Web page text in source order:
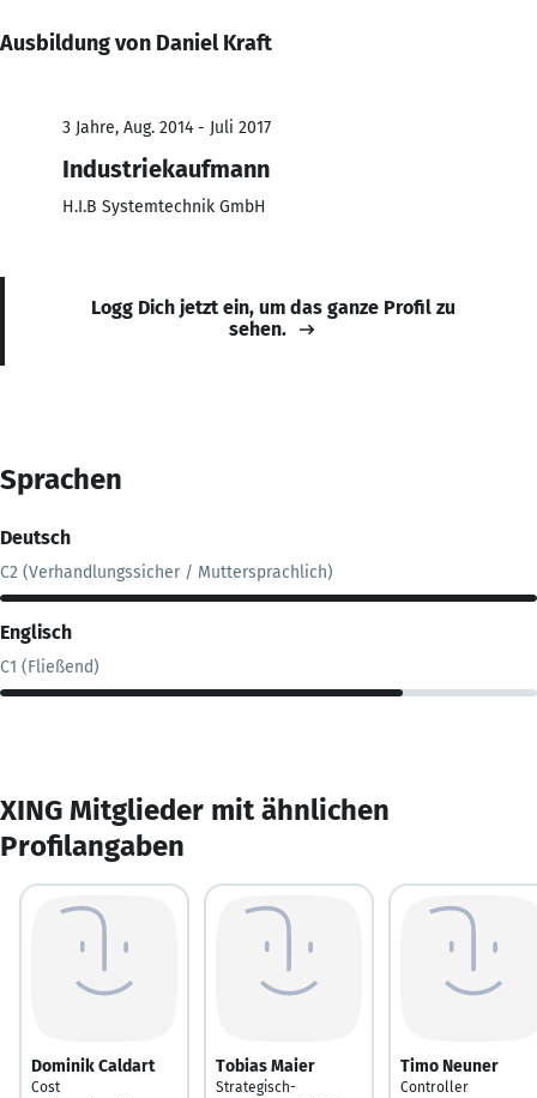
Ausbildung von Daniel Kraft
3 Jahre, Aug. 2014 - Juli 2017
Industriekaufmann
H.I.B Systemtechnik GmbH
Logg Dich jetzt ein, um das ganze Profil zu
sehen.
Sprachen
Deutsch
C2 (Verhandlungssicher / Muttersprachlich)
Englisch
C1 (Fließend)
XING Mitglieder mit ähnlichen
Profilangaben
Dominik Caldart
Cost
Tobias Maier
Strategisch-
Timo Neuner
Controller